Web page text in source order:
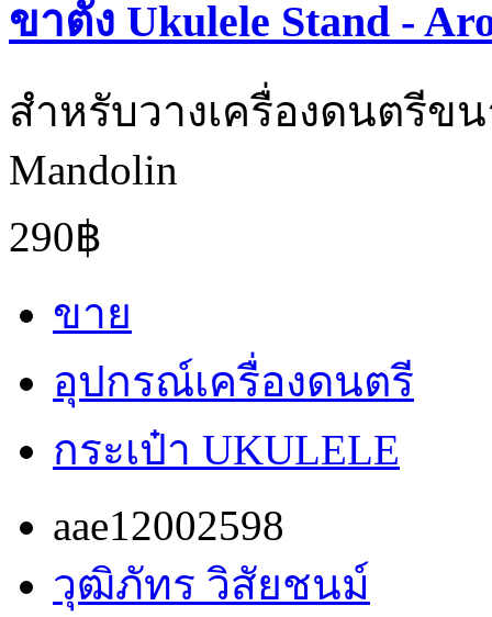
ขาตั้ง Ukulele Stand -
สำหรับวางเครื่องดนตรีขน
Mandolin
290฿
ขาย
อุปกรณ์เครื่องดนตรี
กระเป๋า UKULELE
aae12002598
วุฒิภัทร วิสัยชนม์